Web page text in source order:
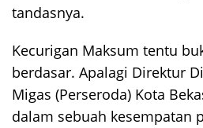
tandasnya.
Kecurigan Maksum tentu
berdasar. Apalagi Direktur
Migas (Perseroda) Kota
dalam sebuah kesempatan